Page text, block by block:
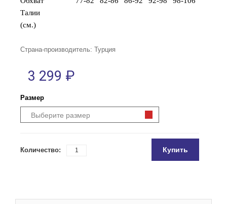
Талии
(см.)
Страна-производитель: Турция
3 299 ₽
Размер
Выберите размер
Количество: Купить